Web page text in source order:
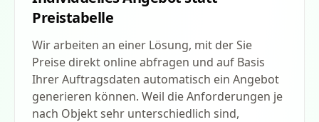
Preistabelle
Wir arbeiten an einer Lösung, mit der Sie
Preise direkt online abfragen und auf Basis
Ihrer Auftragsdaten automatisch ein Angebot
generieren können. Weil die Anforderungen je
nach Objekt sehr unterschiedlich sind,